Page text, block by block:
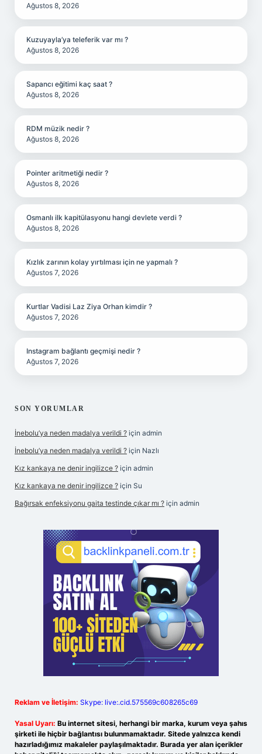
Ağustos 8, 2026
Kuzuyayla’ya teleferik var mı ?
Ağustos 8, 2026
Sapancı eğitimi kaç saat ?
Ağustos 8, 2026
RDM müzik nedir ?
Ağustos 8, 2026
Pointer aritmetiği nedir ?
Ağustos 8, 2026
Osmanlı ilk kapitülasyonu hangi devlete verdi ?
Ağustos 8, 2026
Kızlık zarının kolay yırtılması için ne yapmalı ?
Ağustos 7, 2026
Kurtlar Vadisi Laz Ziya Orhan kimdir ?
Ağustos 7, 2026
Instagram bağlantı geçmişi nedir ?
Ağustos 7, 2026
SON YORUMLAR
İnebolu’ya neden madalya verildi ? için admin
İnebolu’ya neden madalya verildi ? için Nazlı
Kız kankaya ne denir ingilizce ? için admin
Kız kankaya ne denir ingilizce ? için Su
Bağırsak enfeksiyonu gaita testinde çıkar mı ? için admin
Reklam ve İletişim: Skype: live:.cid.575569c608265c69
Yasal Uyarı: Bu internet sitesi, herhangi bir marka, kurum veya şahıs
şirketi ile hiçbir bağlantısı bulunmamaktadır. Sitede yalnızca kendi
hazırladığımız makaleler paylaşılmaktadır. Burada yer alan içerikler